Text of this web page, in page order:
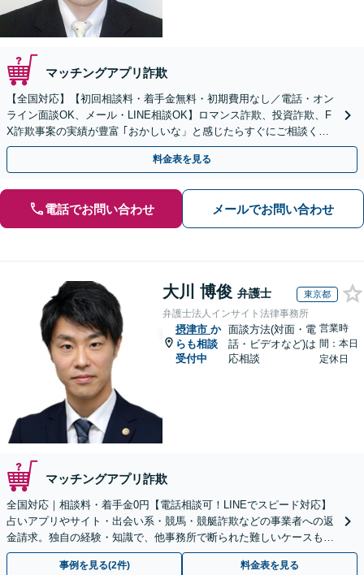
マッチングアプリ詐欺
【全国対応】【初回相談料・着手金無料・初期費用なし／電話・オン
ライン面談OK、メール・LINE相談OK】ロマンス詐欺、投資詐欺、F
X詐欺事案の実績が豊富 ｢おかしいな」と感じたらすぐにご相談くだ
さい。
料金表を見る
電話でお問い合わせ メールでお問い合わせ
大川 博俊 弁護士 東京都
弁護士法人インサイト法律事務所
摂津市 か
らも相談
受付中
面談方法(対面・電
話・ビデオなど)は
応相談
営業時
間：本日
定休日
マッチングアプリ詐欺
全国対応｜相談料・着手金0円【電話相談可！LINEでスピード対応】
占いアプリやサイト・出会い系・競馬・競艇詐欺などの事業者への返
金請求。独自の経験・知識で、他事務所で断られた難しいケースも解
決に導いた実績あり。まずはお気軽にご相談ください
事例を見る(2件) 料金表を見る